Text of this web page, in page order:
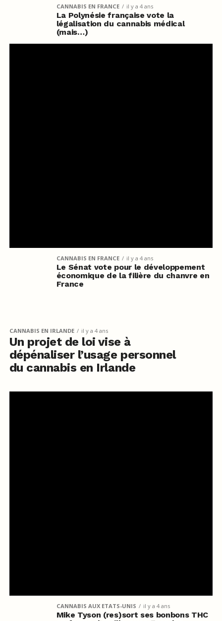
CANNABIS EN FRANCE il y a 4 ans
La Polynésie française vote la
légalisation du cannabis médical
(mais…)
CANNABIS EN FRANCE il y a 4 ans
Le Sénat vote pour le développement
économique de la filière du chanvre en
France
CANNABIS EN IRLANDE il y a 4 ans
Un projet de loi vise à
dépénaliser l’usage personnel
du cannabis en Irlande
CANNABIS AUX ETATS-UNIS il y a 4 ans
Mike Tyson (res)sort ses bonbons THC